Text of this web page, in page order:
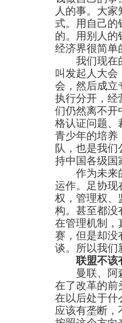
人的事。大
式。用自己的
的。用别人的
经济界很简单
我们现在的
叫发起人大会
会，然后成立
执行分开，经
们仍然离不开
格认证问题、
青少年的培养
队，也是我
持中国各级国
作为未来的
运作。足协现
权，管理权、
构。甚至都没
在管理机制，
赛，但是却没
谈。所以我们
联盟不该
曼联、阿森
在了改革的前
在以后处于什
应该有垄断，